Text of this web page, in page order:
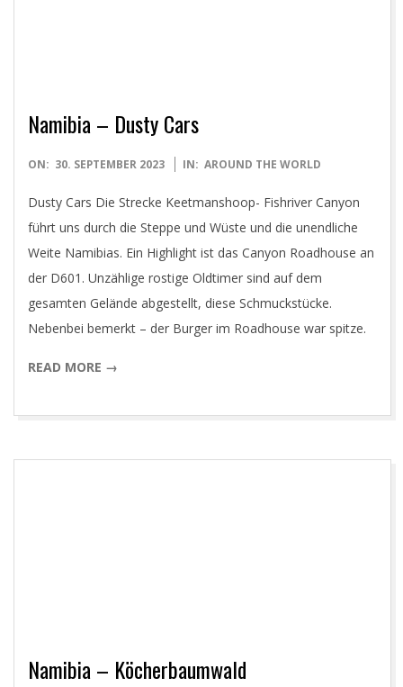
Namibia – Dusty Cars
2023-
30
ON: 30. SEPTEMBER 2023 IN: AROUND THE WORLD
Dusty Cars Die Strecke Keetmanshoop- Fishriver Canyon
führt uns durch die Steppe und Wüste und die unendliche
Weite Namibias. Ein Highlight ist das Canyon Roadhouse an
der D601. Unzählige rostige Oldtimer sind auf dem
gesamten Gelände abgestellt, diese Schmuckstücke.
Nebenbei bemerkt – der Burger im Roadhouse war spitze.
READ MORE →
Namibia – Köcherbaumwald